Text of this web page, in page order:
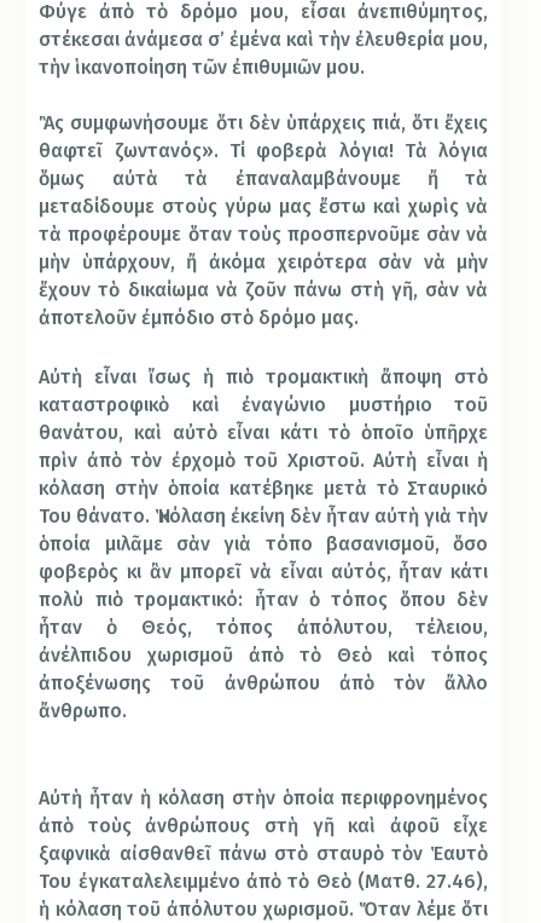
Φύγε ἀπὸ τὸ δρόμο μου, εἶσαι ἀνεπιθύμητος,
στέκεσαι ἀνάμεσα σ’ ἐμένα καὶ τὴν ἐλευθερία μου,
τὴν ἱκανοποίηση τῶν ἐπιθυμιῶν μου.
Ἂς συμφωνήσουμε ὅτι δὲν ὑπάρχεις πιά, ὅτι ἔχεις
θαφτεῖ ζωντανός». Τί φοβερὰ λόγια! Τὰ λόγια
ὅμως αὐτὰ τὰ ἐπαναλαμβάνουμε ἤ τὰ
μεταδίδουμε στοὺς γύρω μας ἔστω καὶ χωρὶς νὰ
τὰ προφέρουμε ὅταν τοὺς προσπερνοῦμε σὰν νὰ
μὴν ὑπάρχουν, ἤ ἀκόμα χειρότερα σὰν νὰ μὴν
ἔχουν τὸ δικαίωμα νὰ ζοῦν πάνω στὴ γῆ, σὰν νὰ
ἀποτελοῦν ἐμπόδιο στὸ δρόμο μας.
Αὐτὴ εἶναι ἴσως ἡ πιὸ τρομακτικὴ ἄποψη στὸ
καταστροφικὸ καὶ ἐναγώνιο μυστήριο τοῦ
θανάτου, καὶ αὐτὸ εἶναι κάτι τὸ ὁποῖο ὑπῆρχε
πρὶν ἀπὸ τὸν ἐρχομὸ τοῦ Χριστοῦ. Αὐτὴ εἶναι ἡ
κόλαση στὴν ὁποία κατέβηκε μετὰ τὸ Σταυρικό
Του θάνατο. Ἡ κόλαση ἐκείνη δὲν ἦταν αὐτὴ γιὰ τὴν
ὁποία μιλᾶμε σὰν γιὰ τόπο βασανισμοῦ, ὅσο
φοβερὸς κι ἂν μπορεῖ νὰ εἶναι αὐτός, ἦταν κάτι
πολὺ πιὸ τρομακτικό: ἦταν ὁ τόπος ὅπου δὲν
ἦταν ὁ Θεός, τόπος ἀπόλυτου, τέλειου,
ἀνέλπιδου χωρισμοῦ ἀπὸ τὸ Θεὸ καὶ τόπος
ἀποξένωσης τοῦ ἀνθρώπου ἀπὸ τὸν ἄλλο
ἄνθρωπο.
Αὐτὴ ἦταν ἡ κόλαση στὴν ὁποία περιφρονημένος
ἀπὸ τοὺς ἀνθρώπους στὴ γῆ καὶ ἀφοῦ εἶχε
ξαφνικὰ αἰσθανθεῖ πάνω στὸ σταυρὸ τὸν Ἑαυτὸ
Του ἐγκαταλελειμμένο ἀπὸ τὸ Θεὸ (Ματθ. 27.46),
ἡ κόλαση τοῦ ἀπόλυτου χωρισμοῦ. Ὅταν λέμε ὅτι